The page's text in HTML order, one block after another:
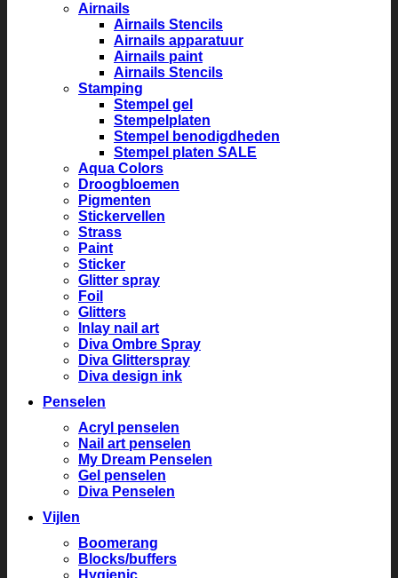
Airnails
Airnails Stencils
Airnails apparatuur
Airnails paint
Airnails Stencils
Stamping
Stempel gel
Stempelplaten
Stempel benodigdheden
Stempel platen SALE
Aqua Colors
Droogbloemen
Pigmenten
Stickervellen
Strass
Paint
Sticker
Glitter spray
Foil
Glitters
Inlay nail art
Diva Ombre Spray
Diva Glitterspray
Diva design ink
Penselen
Acryl penselen
Nail art penselen
My Dream Penselen
Gel penselen
Diva Penselen
Vijlen
Boomerang
Blocks/buffers
Hygienic